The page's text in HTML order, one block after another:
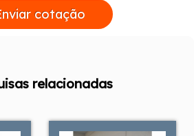
cotação
relacionadas